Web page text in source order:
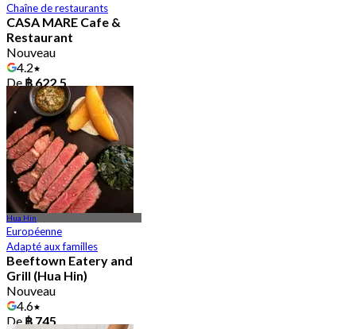
Chaîne de restaurants
CASA MARE Cafe &
Restaurant
Nouveau
4.2
De ฿ 622.5
Hua Hin
Européenne
Adapté aux familles
Beeftown Eatery and
Grill (Hua Hin)
Nouveau
4.6
De ฿ 745